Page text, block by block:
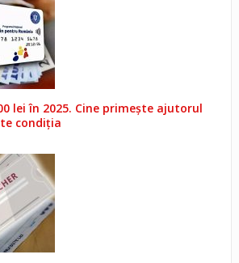
lei în 2025. Cine primește ajutorul
condiția